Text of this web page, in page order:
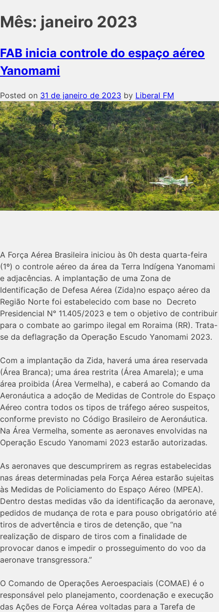
Mês: janeiro 2023
FAB inicia controle do espaço aéreo
Yanomami
Posted on 31 de janeiro de 2023 by Liberal FM
A Força Aérea Brasileira iniciou às 0h desta quarta-feira
(1º) o controle aéreo da área da Terra Indígena Yanomami
e adjacências. A implantação de uma Zona de
Identificação de Defesa Aérea (Zida)no espaço aéreo da
Região Norte foi estabelecido com base no Decreto
Presidencial N° 11.405/2023 e tem o objetivo de contribuir
para o combate ao garimpo ilegal em Roraima (RR). Trata-
se da deflagração da Operação Escudo Yanomami 2023.
Com a implantação da Zida, haverá uma área reservada
(Área Branca); uma área restrita (Área Amarela); e uma
área proibida (Área Vermelha), e caberá ao Comando da
Aeronáutica a adoção de Medidas de Controle do Espaço
Aéreo contra todos os tipos de tráfego aéreo suspeitos,
conforme previsto no Código Brasileiro de Aeronáutica.
Na Área Vermelha, somente as aeronaves envolvidas na
Operação Escudo Yanomami 2023 estarão autorizadas.
As aeronaves que descumprirem as regras estabelecidas
nas áreas determinadas pela Força Aérea estarão sujeitas
às Medidas de Policiamento do Espaço Aéreo (MPEA).
Dentro destas medidas vão da identificação da aeronave,
pedidos de mudança de rota e para pouso obrigatório até
tiros de advertência e tiros de detenção, que “na
realização de disparo de tiros com a finalidade de
provocar danos e impedir o prosseguimento do voo da
aeronave transgressora.”
O Comando de Operações Aeroespaciais (COMAE) é o
responsável pelo planejamento, coordenação e execução
das Ações de Força Aérea voltadas para a Tarefa de